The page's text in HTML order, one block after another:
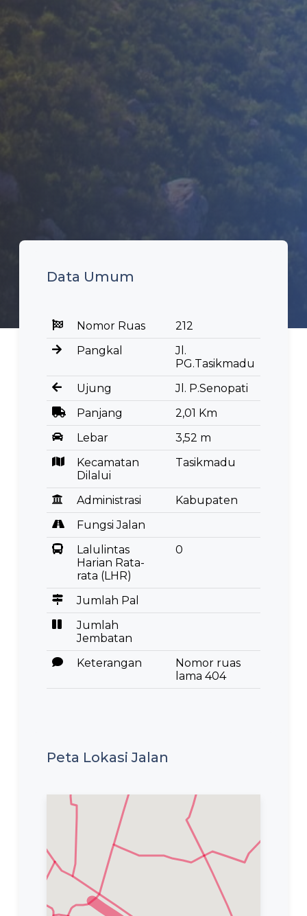
Data Umum
Nomor Ruas
212
Pangkal
Jl.
PG.Tasikmadu
Ujung
Jl. P.Senopati
Panjang
2,01 Km
Lebar
3,52 m
Kecamatan
Dilalui
Tasikmadu
Administrasi
Kabupaten
Fungsi Jalan
Lalulintas
Harian Rata-
rata (LHR)
0
Jumlah Pal
Jumlah
Jembatan
Keterangan
Nomor ruas
lama 404
Peta Lokasi Jalan